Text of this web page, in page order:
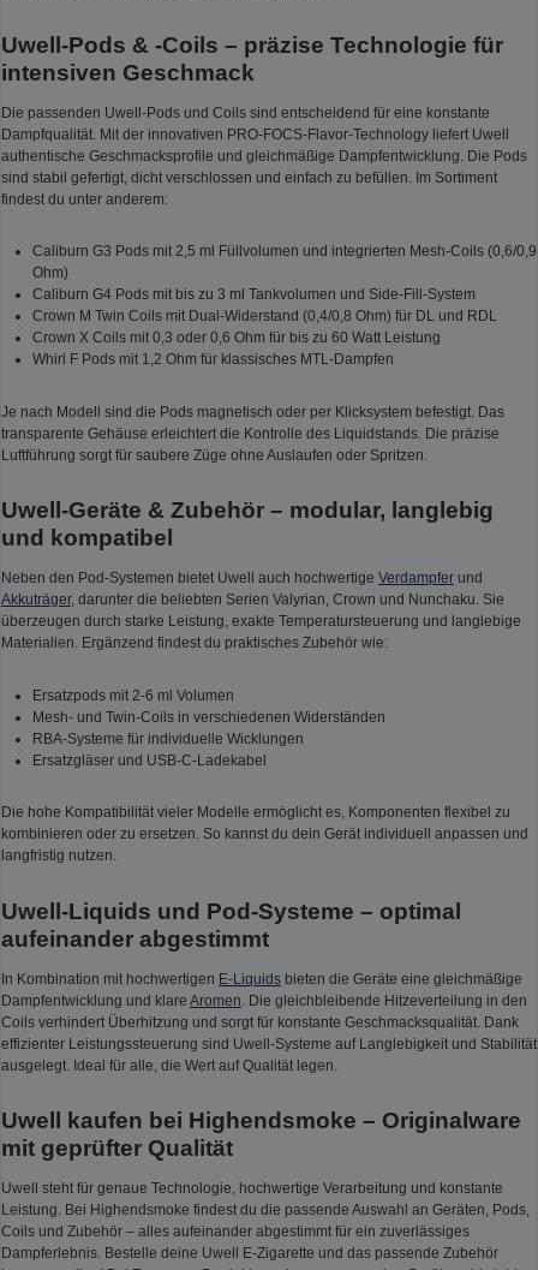
Uwell-Pods & -Coils – präzise Technologie für
intensiven Geschmack
Die passenden Uwell-Pods und Coils sind entscheidend für eine konstante
Dampfqualität. Mit der innovativen PRO-FOCS-Flavor-Technology liefert Uwell
authentische Geschmacksprofile und gleichmäßige Dampfentwicklung. Die Pods
sind stabil gefertigt, dicht verschlossen und einfach zu befüllen. Im Sortiment
findest du unter anderem:
Caliburn G3 Pods mit 2,5 ml Füllvolumen und integrierten Mesh-Coils (0,6/0,9
Ohm)
Caliburn G4 Pods mit bis zu 3 ml Tankvolumen und Side-Fill-System
Crown M Twin Coils mit Dual-Widerstand (0,4/0,8 Ohm) für DL und RDL
Crown X Coils mit 0,3 oder 0,6 Ohm für bis zu 60 Watt Leistung
Whirl F Pods mit 1,2 Ohm für klassisches MTL-Dampfen
Je nach Modell sind die Pods magnetisch oder per Klicksystem befestigt. Das
transparente Gehäuse erleichtert die Kontrolle des Liquidstands. Die präzise
Luftführung sorgt für saubere Züge ohne Auslaufen oder Spritzen.
Uwell-Geräte & Zubehör – modular, langlebig
und kompatibel
Neben den Pod-Systemen bietet Uwell auch hochwertige Verdampfer und
Akkuträger, darunter die beliebten Serien Valyrian, Crown und Nunchaku. Sie
überzeugen durch starke Leistung, exakte Temperatursteuerung und langlebige
Materialien. Ergänzend findest du praktisches Zubehör wie:
Ersatzpods mit 2-6 ml Volumen
Mesh- und Twin-Coils in verschiedenen Widerständen
RBA-Systeme für individuelle Wicklungen
Ersatzgläser und USB-C-Ladekabel
Die hohe Kompatibilität vieler Modelle ermöglicht es, Komponenten flexibel zu
kombinieren oder zu ersetzen. So kannst du dein Gerät individuell anpassen und
langfristig nutzen.
Uwell-Liquids und Pod-Systeme – optimal
aufeinander abgestimmt
In Kombination mit hochwertigen E-Liquids bieten die Geräte eine gleichmäßige
Dampfentwicklung und klare Aromen . Die gleichbleibende Hitzeverteilung in den
Coils verhindert Überhitzung und sorgt für konstante Geschmacksqualität. Dank
effizienter Leistungssteuerung sind Uwell-Systeme auf Langlebigkeit und Stabilität
ausgelegt. Ideal für alle, die Wert auf Qualität legen.
Uwell kaufen bei Highendsmoke – Originalware
mit geprüfter Qualität
Uwell steht für genaue Technologie, hochwertige Verarbeitung und konstante
Leistung. Bei Highendsmoke findest du die passende Auswahl an Geräten, Pods,
Coils und Zubehör – alles aufeinander abgestimmt für ein zuverlässiges
Dampferlebnis. Bestelle deine Uwell E-Zigarette und das passende Zubehör